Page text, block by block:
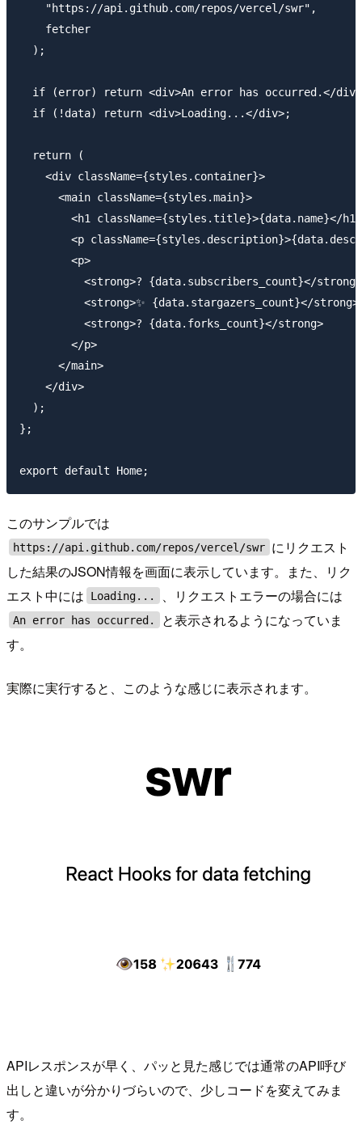
    "https://api.github.com/repos/vercel/swr",
    fetcher
  );
if (error) return <div>An error has occurred.</
  if (!data) return <div>Loading...</div>;
  return (
    <div className={styles.container}>
      <main className={styles.main}>
        <h1 className={styles.title}>{data.name}</h1>
<p
        <p>
<strong>? {data.subscribers_count}</
<strong>✨ {data.stargazers_count}</
          <strong>? {data.forks_count}</strong>
        </p>
      </main>
    </div>
  );
};
このサンプルでは
https://api.github.com/repos/vercel/swr にリクエスト
した結果のJSON情報を画面に表示しています。また、リク
エスト中には
Loading... 、リクエストエラーの場合には
An error has occurred.
と表示されるようになっていま
す。
実際に実行すると、このような感じに表示されます。
APIレスポンスが早く、パッと見た感じでは通常のAPI呼び
出しと違いが分かりづらいので、少しコードを変えてみま
す。